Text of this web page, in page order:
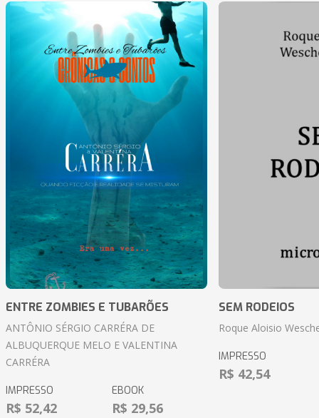
ENTRE ZOMBIES E TUBARÕES
ANTÔNIO SÉRGIO CARRÉRA DE
ALBUQUERQUE MELO E VALENTINA
CARRÉRA
IMPRESSO
R$ 52,42
EBOOK
R$ 29,56
SEM RODEIOS
Roque Aloisio
IMPRESSO
R$ 42,54